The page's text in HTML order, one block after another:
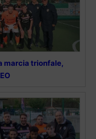
marcia trionfale,